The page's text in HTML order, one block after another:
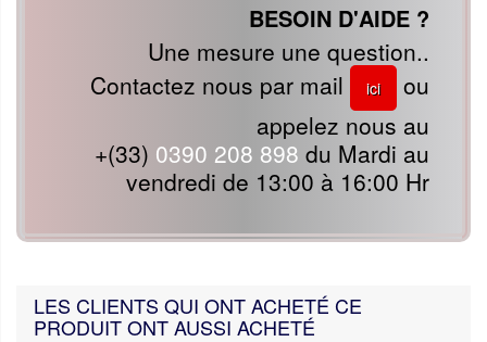
BESOIN D'AIDE ?
Une mesure une question..
Contactez nous par mail
ici
ou
appelez nous au
+(33) 0390 208 898 du Mardi au
vendredi de 13:00 à 16:00 Hr
LES CLIENTS QUI ONT ACHETÉ CE
PRODUIT ONT AUSSI ACHETÉ